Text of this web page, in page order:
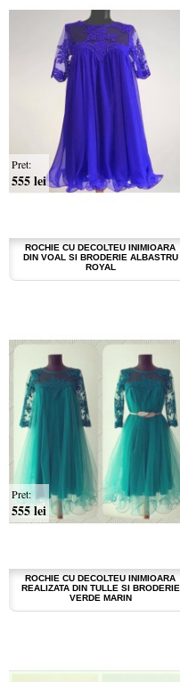
ROCHIE CU DECOLTEU INIMIOARA
DIN VOAL SI BRODERIE ALBASTRU
ROYAL
Pret:
555 lei
ROCHIE CU DECOLTEU INIMIOARA
REALIZATA DIN TULLE SI BRODERIE
VERDE MARIN
Pret:
555 lei